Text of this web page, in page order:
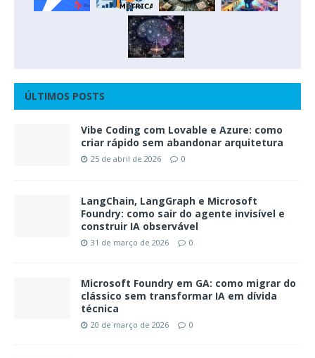
ÚLTIMOS POSTS
Vibe Coding com Lovable e Azure: como
criar rápido sem abandonar arquitetura
25 de abril de 2026 0
LangChain, LangGraph e Microsoft
Foundry: como sair do agente invisível e
construir IA observável
31 de março de 2026 0
Microsoft Foundry em GA: como migrar do
clássico sem transformar IA em dívida
técnica
20 de março de 2026 0